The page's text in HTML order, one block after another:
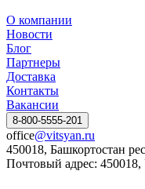
О компании
Новости
Блог
Партнеры
Доставка
Контакты
Вакансии
8-800-5555-201
office@vitsyan.ru
450018, Башкортостан
Почтовый адрес: 450018,